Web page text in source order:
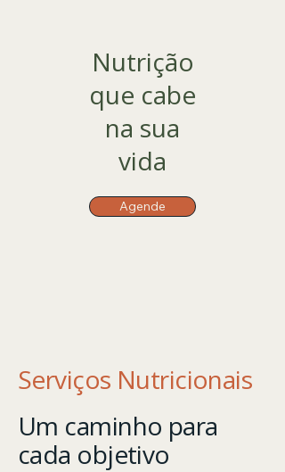
Nutrição
que cabe
na sua
vida
Agende
Serviços Nutricionais
Um caminho para
cada objetivo